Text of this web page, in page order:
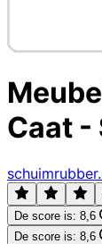
Caat -
De score is: 8,6
De score is: 8,6